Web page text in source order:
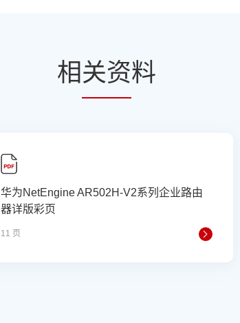
相关资料
华为NetEngine AR502H-V2系列企业路由
器详版彩页
11 页